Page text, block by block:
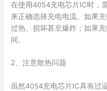
在使用4054充电芯片IC时，
来正确选择充电电流。如果
过热、损坏甚至爆炸；如果
间。
2、注意散热问题
虽然4054充电芯片IC具有过